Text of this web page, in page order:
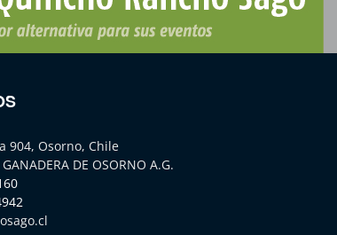
904, Osorno, Chile
DE OSORNO A.G.